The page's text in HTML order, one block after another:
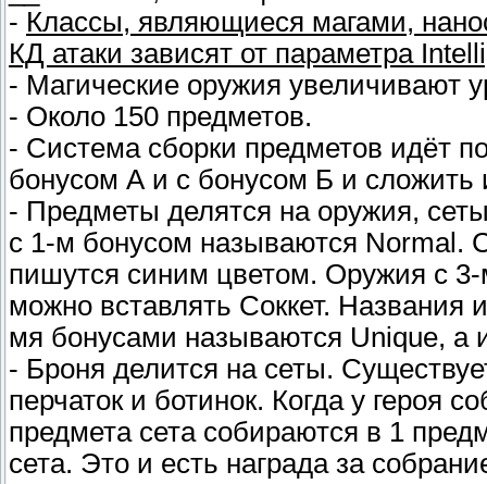
- Классы, являющиеся магами,
КД атаки зависят от параметра
- Магические оружия увеличивают
- Около 150 предметов.
- Система сборки предметов идёт
бонусом А и с бонусом Б и сложить
- Предметы делятся на оружия,
с 1-м бонусом называются Normal.
пишутся синим цветом. Оружия с
можно вставлять Соккет.
мя бонусами называются Unique, а
- Броня делится на сеты.
перчаток и ботинок. Когда у героя
предмета сета собираются в 1
сета. Это и есть награда за